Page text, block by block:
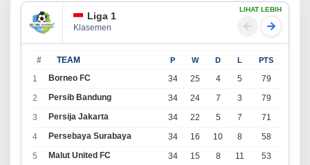
Liga 1
Klasemen
LIHAT LEBIH
# TEAM P W D L PTS
1 Borneo FC 34 25 4 5
79
2
Persib Bandung 34 24 7 3
79
3
Persija Jakarta 34 22 5 7
71
4
Persebaya Surabaya 34 16 10 8
58
5
Malut United FC 34 15 8 11
53